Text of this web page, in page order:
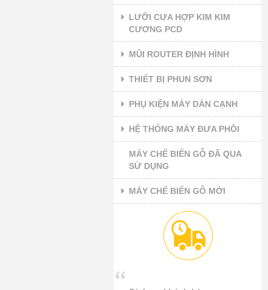
LƯỠI CƯA HỢP KIM KIM
CƯƠNG PCD
MŨI ROUTER ĐỊNH HÌNH
THIẾT BỊ PHUN SƠN
PHỤ KIỆN MÁY DÁN CẠNH
HỆ THỐNG MÁY ĐƯA PHÔI
MÁY CHẾ BIẾN GỖ ĐÃ QUA
SỬ DỤNG
MÁY CHẾ BIẾN GỖ MỚI